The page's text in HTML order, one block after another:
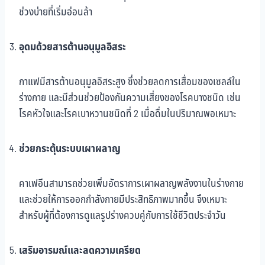
ช่วงบ่ายที่เริ่มอ่อนล้า
อุดมด้วยสารต้านอนุมูลอิสระ
กาแฟมีสารต้านอนุมูลอิสระสูง ซึ่งช่วยลดการเสื่อมของเซลล์ใน
ร่างกาย และมีส่วนช่วยป้องกันความเสี่ยงของโรคบางชนิด เช่น
โรคหัวใจและโรคเบาหวานชนิดที่ 2 เมื่อดื่มในปริมาณพอเหมาะ
ช่วยกระตุ้นระบบเผาผลาญ
คาเฟอีนสามารถช่วยเพิ่มอัตราการเผาผลาญพลังงานในร่างกาย
และช่วยให้การออกกำลังกายมีประสิทธิภาพมากขึ้น จึงเหมาะ
สำหรับผู้ที่ต้องการดูแลรูปร่างควบคู่กับการใช้ชีวิตประจำวัน
เสริมอารมณ์และลดความเครียด